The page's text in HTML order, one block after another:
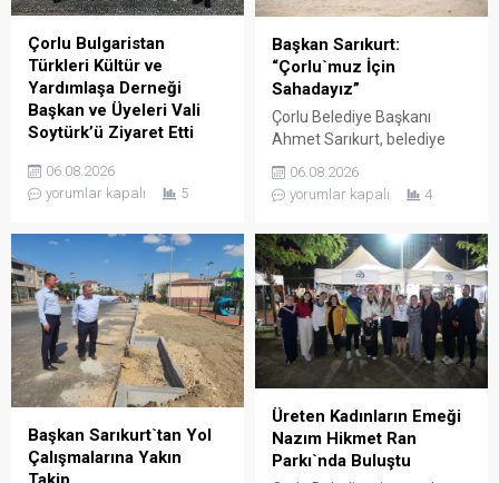
ardından ziyaret sona erdi.
münasebetiyle
düzenlenecek etkinlikler
hakkında Vali Soytürk’e bilgi
verdi. Ziyaretten...
Çorlu Bulgaristan
Türkleri Kültür ve
Yardımlaşa Derneği
Başkan ve Üyeleri Vali
Soytürk’ü Ziyaret Etti
Kültür ve Yardımlaşa
Derneği Başkanı Güner Çetin
Tekirdağ valisi Sayın Recep
Soytürk’ü makamında
ziyaret etti.Dernek Başkanı
Çetin ve yönetim kurulu
üyeleri ile bir süre görüşen
Vali Soytürk, derneğin
çalışmaları hakkında bilgi
aldı.
06.08.2026
yorumlar kapalı
5
Başkan Sarıkurt:
“Çorlu`muz İçin
Sahadayız”
Çorlu Belediye Başkanı
Ahmet Sarıkurt, belediye
denetlemek ve
vatandaşlarla birebir temas
gerçekleştirdiği mahalle
gezilerine aralıksız devam
ediyor. Başkan Sarıkurt,
Kemalettin Mahallesi’nde
yürütülen çalışmaları
inceleyerek esnaf ve
vatandaşların taleplerini
dinledi. Çorlu Belediye
Başkanı Ahmet Sarıkurt,
saha denetimlerine
Kemalettin Mahallesi ile
06.08.2026
yorumlar kapalı
4
Başkan Sarıkurt`tan Yol
Çalışmalarına Yakın
Üreten Kadınların Emeği
Nazım Hikmet Ran
Parkı`nda Buluştu